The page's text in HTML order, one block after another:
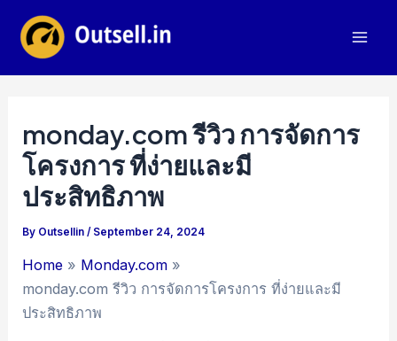
content
monday.com รีวิว การจัดการ
โครงการ ที่ง่ายและมี
ประสิทธิภาพ
By Outsellin/ September 24, 2024
Home
Monday.com
monday.com รีวิว การจัดการโครงการ ที่ง่ายและมี
ประสิทธิภาพ